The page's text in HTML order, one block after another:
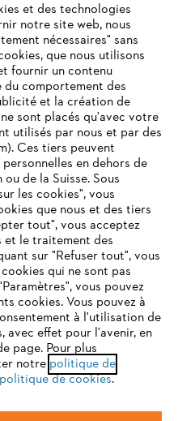
INTERNET
CHARGE
que nous ne prenons plus
de notre site ne
Pour une utilisation
de passer à
chrome
et des technologies
notre site web, nous
nécessaires" sans
que nous utilisons
fournir un contenu
comportement des
et la création de
sont placés qu'avec votre
utilisés par nous et par des
Ces tiers peuvent
en dehors de
de la Suisse. Sous
les cookies", vous
que nous et des tiers
tout", vous acceptez
le traitement des
sur "Refuser tout", vous
qui ne sont pas
vous pouvez
cookies. Vous pouvez à
à l'utilisation de
avec effet pour l'avenir, en
page. Pour plus
notre politique de
politique de cookies.